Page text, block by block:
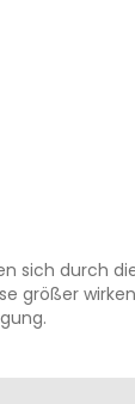
sich durch
größer